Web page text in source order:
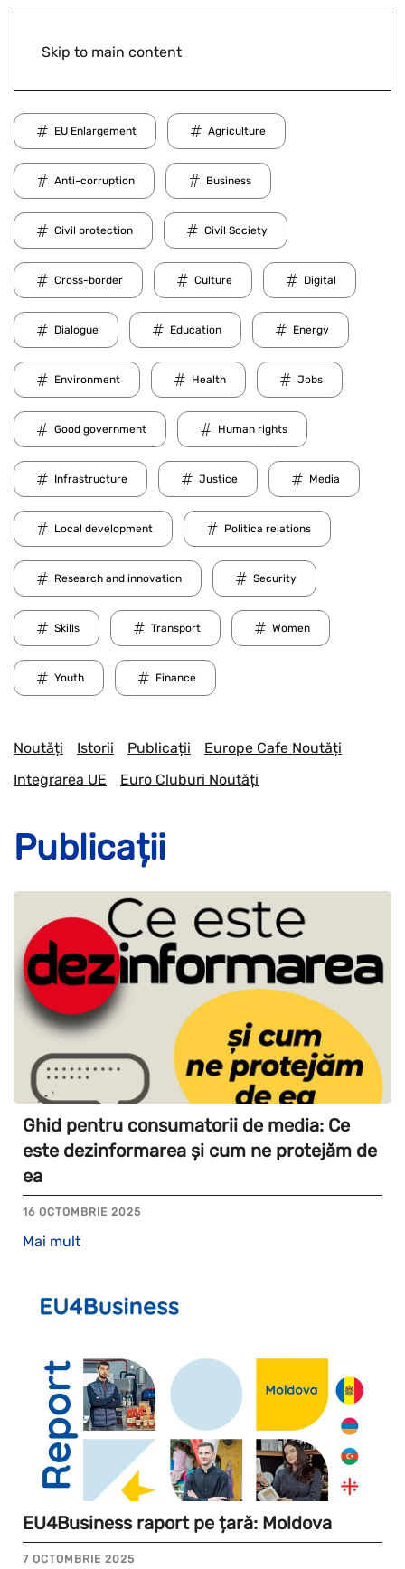
Skip to main content
EU Enlargement Agriculture
Anti-corruption Business
Civil protection Civil Society
Cross-border Culture Digital
Dialogue Education Energy
Environment Health Jobs
Good government Human rights
Infrastructure Justice Media
Local development Politica relations
Research and innovation Security
Skills Transport Women
Youth Finance
Noutăți Istorii Publicații
Europe Cafe Noutăți
Integrarea UE
Euro Cluburi Noutăți
Publicații
Ghid pentru consumatorii de media: Ce
este dezinformarea și cum ne protejăm de
ea
16 OCTOMBRIE 2025
Mai mult
EU4Business raport pe țară: Moldova
7 OCTOMBRIE 2025